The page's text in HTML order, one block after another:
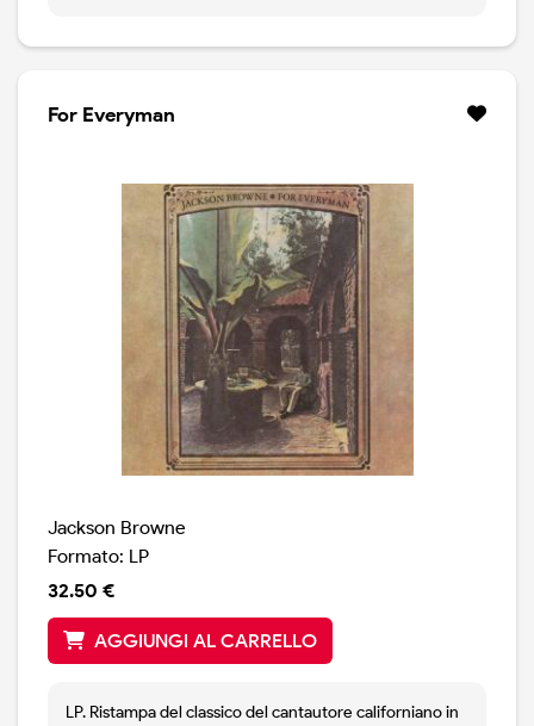
For Everyman
Jackson Browne
Formato: LP
32.50 €
AGGIUNGI AL CARRELLO
LP. Ristampa del classico del cantautore californiano in